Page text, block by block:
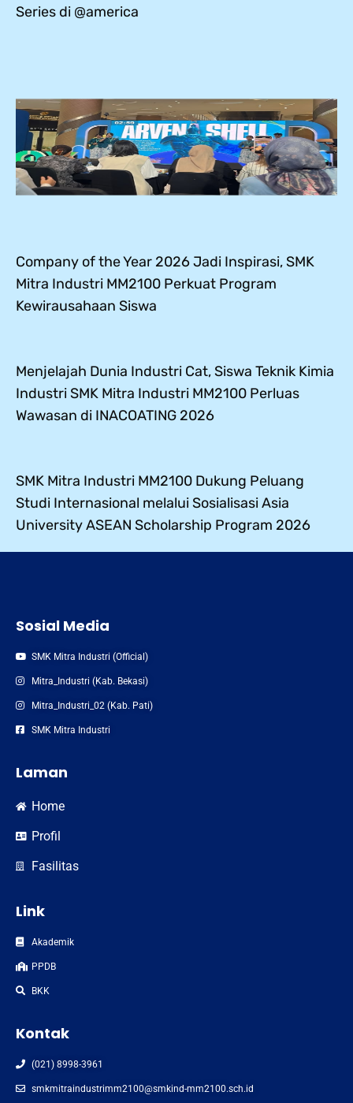
Series di @america
Company of the Year 2026 Jadi Inspirasi, SMK
Mitra Industri MM2100 Perkuat Program
Kewirausahaan Siswa
Menjelajah Dunia Industri Cat, Siswa Teknik Kimia
Industri SMK Mitra Industri MM2100 Perluas
Wawasan di INACOATING 2026
SMK Mitra Industri MM2100 Dukung Peluang
Studi Internasional melalui Sosialisasi Asia
University ASEAN Scholarship Program 2026
Sosial Media
SMK Mitra Industri (Official)
Mitra_Industri (Kab. Bekasi)
Mitra_Industri_02 (Kab. Pati)
SMK Mitra Industri
Laman
Home
Profil
Fasilitas
Link
Akademik
PPDB
BKK
Kontak
(021) 8998-3961
smkmitraindustrimm2100@smkind-mm2100.sch.id